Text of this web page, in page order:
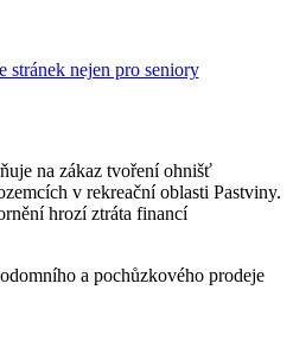
stránek nejen pro seniory
na zákaz tvoření ohnišť
v rekreační oblasti Pastviny.
hrozí ztráta financí
a pochůzkového prodeje